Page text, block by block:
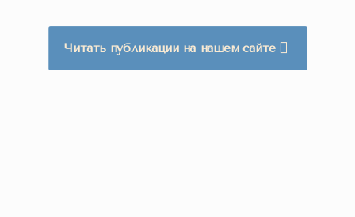
Читать публикации на нашем сайте